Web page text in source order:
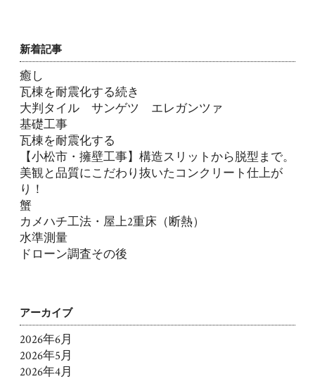
新着記事
癒し
瓦棟を耐震化する続き
大判タイル サンゲツ エレガンツァ
基礎工事
瓦棟を耐震化する
【小松市・擁壁工事】構造スリットから脱型まで。
美観と品質にこだわり抜いたコンクリート仕上が
り！
蟹
カメハチ工法・屋上2重床（断熱）
水準測量
ドローン調査その後
アーカイブ
2026年6月
2026年5月
2026年4月